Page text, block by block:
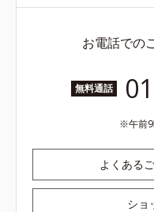
お電話での
無料通話
午前
よくある
ショ